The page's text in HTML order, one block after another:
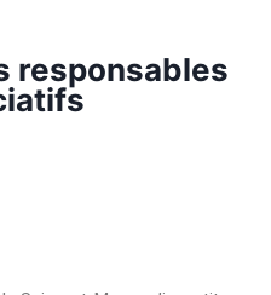
responsables